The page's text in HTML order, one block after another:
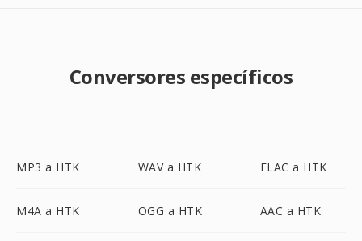
Conversores específicos
MP3 a HTK WAV a HTK FLAC a HTK
M4A a HTK OGG a HTK AAC a HTK